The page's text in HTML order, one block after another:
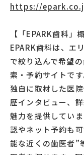
https://
【「EPARK歯科」概
EPARK歯科は、エ
で絞り込んで希望
索・予約サイトで
独自に取材した医
歴インタビュー、
魅力を提供してい
認やネット予約も
能な近くの歯医者”